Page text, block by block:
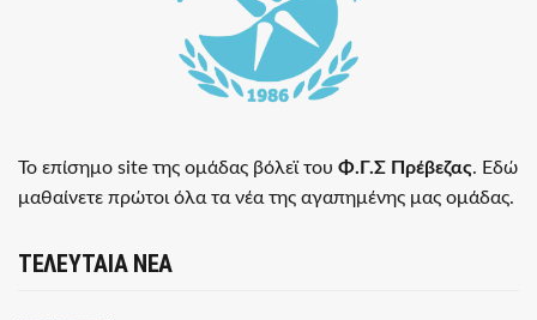
Το επίσημο site της ομάδας βόλεϊ του Φ.Γ.Σ Πρέβεζας. Εδώ
μαθαίνετε πρώτοι όλα τα νέα της αγαπημένης μας ομάδας.
ΤΕΛΕΥΤΑΙΑ ΝΕΑ